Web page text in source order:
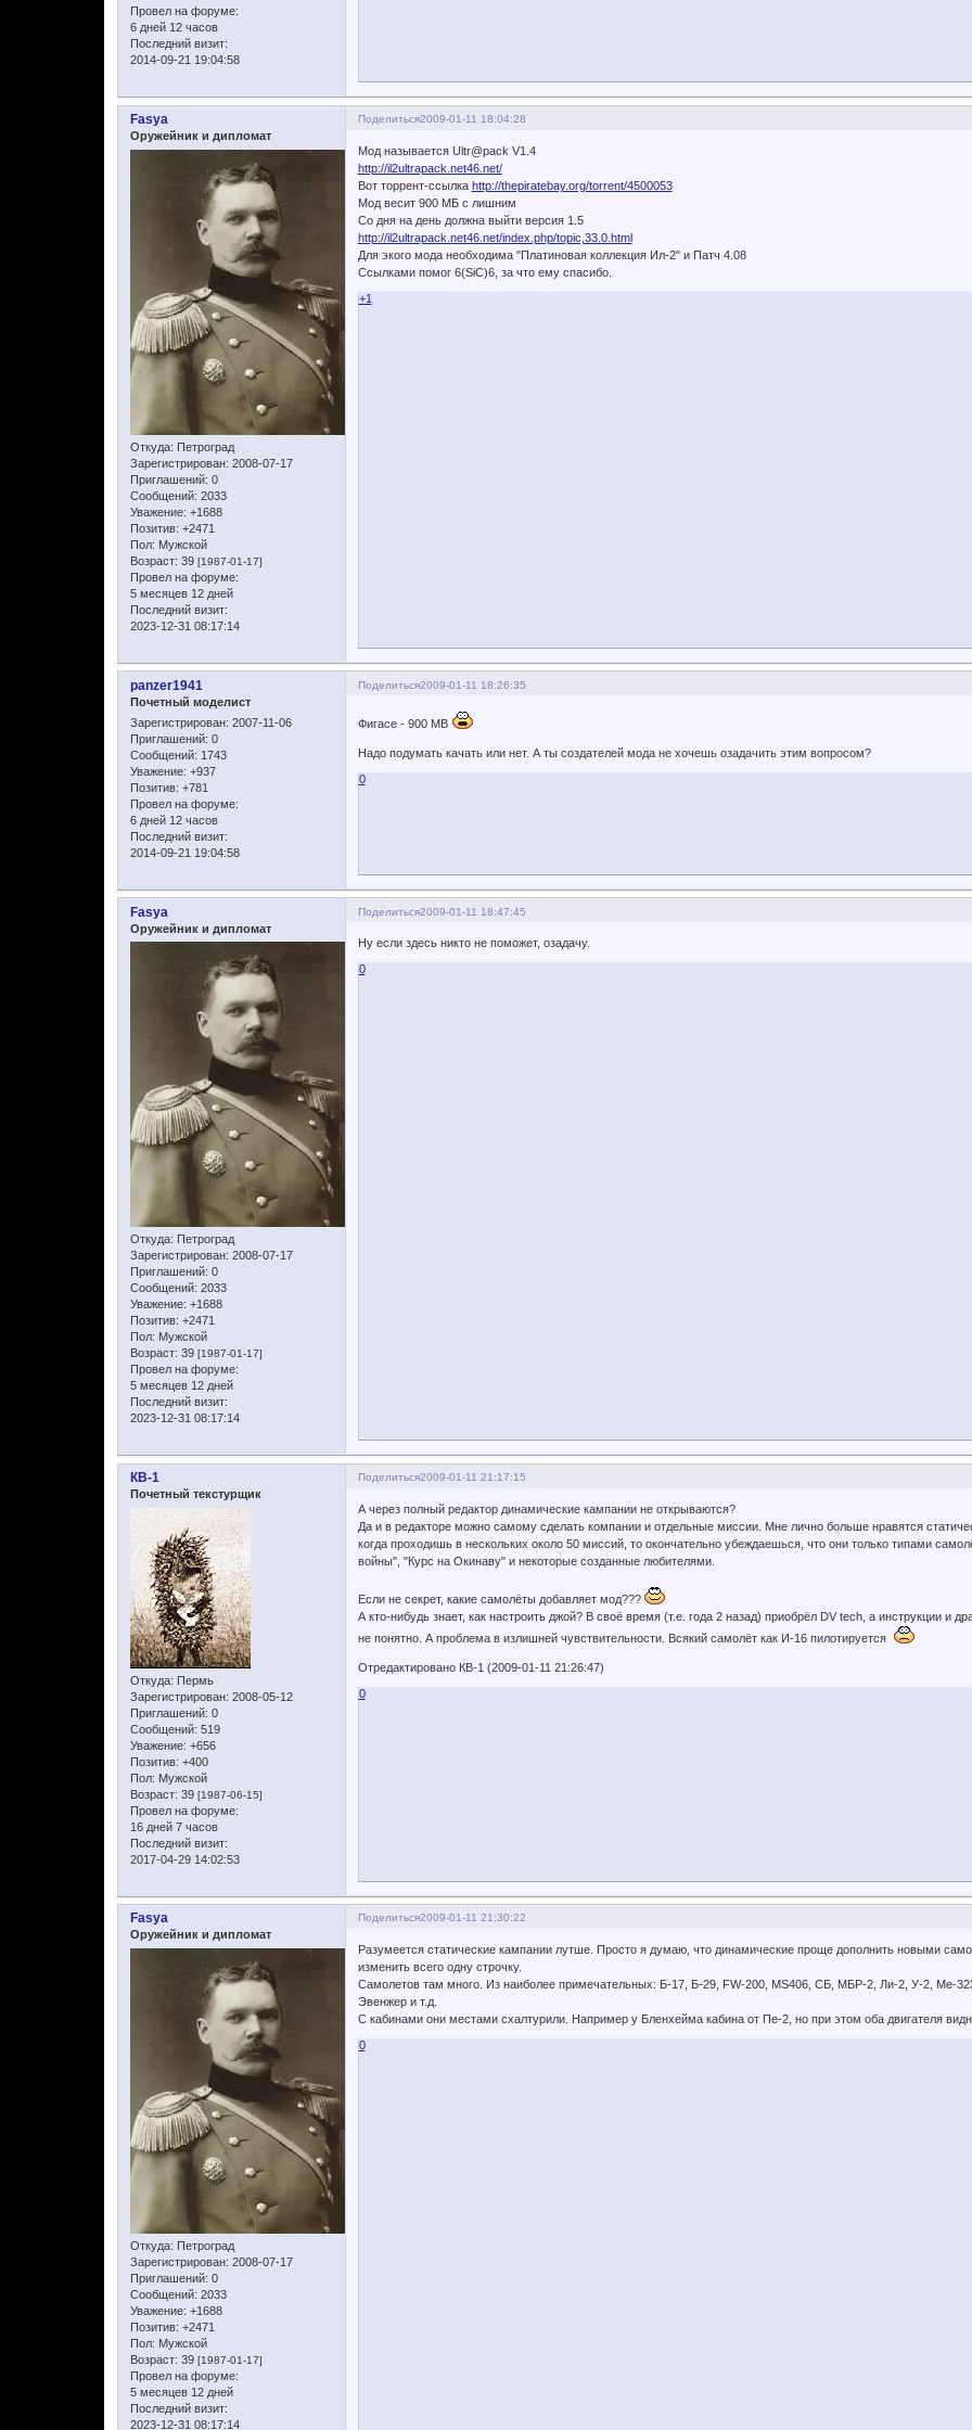
Провел на форуме:
6 дней 12 часов
Последний визит:
2014-09-21 19:04:58
Поделиться2009-01-11 18:04:28
Fasya
Оружейник и дипломат
Откуда: Петроград
Зарегистрирован: 2008-07-17
Приглашений: 0
Сообщений: 2033
Уважение: +1688
Позитив: +2471
Пол: Мужской
Возраст: 39 [1987-01-17]
Провел на форуме:
5 месяцев 12 дней
Последний визит:
2023-12-31 08:17:14
Мод называется Ultr@pack V1.4
http://il2ultrapack.net46.net/
Вот торрент-ссылка http://thepiratebay.org/torrent/4500053
Мод весит 900 МБ с лишним
Со дня на день должна выйти версия 1.5
http://il2ultrapack.net46.net/index.php/topic,33.0.html
Для экого мода необходима "Платиновая коллекция Ил-2" и Патч 4.08
Ссылками помог 6(SiC)6, за что ему спасибо.
+1
Поделиться2009-01-11 18:26:35
panzer1941
Почетный моделист
Зарегистрирован: 2007-11-06
Приглашений: 0
Сообщений: 1743
Уважение: +937
Позитив: +781
Провел на форуме:
6 дней 12 часов
Последний визит:
2014-09-21 19:04:58
Фигасе - 900 МB
Надо подумать качать или нет. А ты создателей мода не хочешь озадачить этим вопросом?
0
Поделиться2009-01-11 18:47:45
Fasya
Оружейник и дипломат
Откуда: Петроград
Зарегистрирован: 2008-07-17
Приглашений: 0
Сообщений: 2033
Уважение: +1688
Позитив: +2471
Пол: Мужской
Возраст: 39 [1987-01-17]
Провел на форуме:
5 месяцев 12 дней
Последний визит:
2023-12-31 08:17:14
Ну если здесь никто не поможет, озадачу.
0
Поделиться2009-01-11 21:17:15
КВ-1
Почетный текстурщик
Откуда: Пермь
Зарегистрирован: 2008-05-12
Приглашений: 0
Сообщений: 519
Уважение: +656
Позитив: +400
Пол: Мужской
Возраст: 39 [1987-06-15]
Провел на форуме:
16 дней 7 часов
Последний визит:
2017-04-29 14:02:53
А через полный редактор динамические кампании не открываются?
Да и в редакторе можно самому сделать компании и отдельные миссии. Мне лично больше нравятся
когда проходишь в нескольких около 50 миссий, то окончательно убеждаешься, что они только типами
войны", "Курс на Окинаву" и некоторые созданные любителями.
Если не секрет, какие самолёты добавляет мод???
А кто-нибудь знает, как настроить джой? В своё время (т.е. года 2 назад) приобрёл DV tech, а инструкции и
не понятно. А проблема в излишней чувствительности. Всякий самолёт как И-16 пилотируется
Отредактировано КВ-1 (2009-01-11 21:26:47)
0
Поделиться2009-01-11 21:30:22
Fasya
Оружейник и дипломат
Откуда: Петроград
Зарегистрирован: 2008-07-17
Приглашений: 0
Сообщений: 2033
Уважение: +1688
Позитив: +2471
Пол: Мужской
Возраст: 39 [1987-01-17]
Провел на форуме:
5 месяцев 12 дней
Последний визит:
2023-12-31 08:17:14
Разумеется статические кампании лутше. Просто я думаю, что динамические проще дополнить новыми
изменить всего одну строчку.
Самолетов там много. Из наиболее примечательных: Б-17, Б-29, FW-200, МS406, СБ, МБР-2, Ли-2, У-2, Ме-
Эвенжер и т.д.
С кабинами они местами схалтурили. Например у Бленхейма кабина от Пе-2, но при этом оба двигателя
0